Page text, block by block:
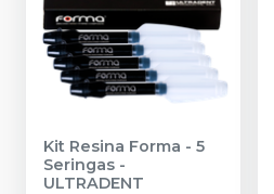
Kit Resina Forma - 5
Seringas -
ULTRADENT